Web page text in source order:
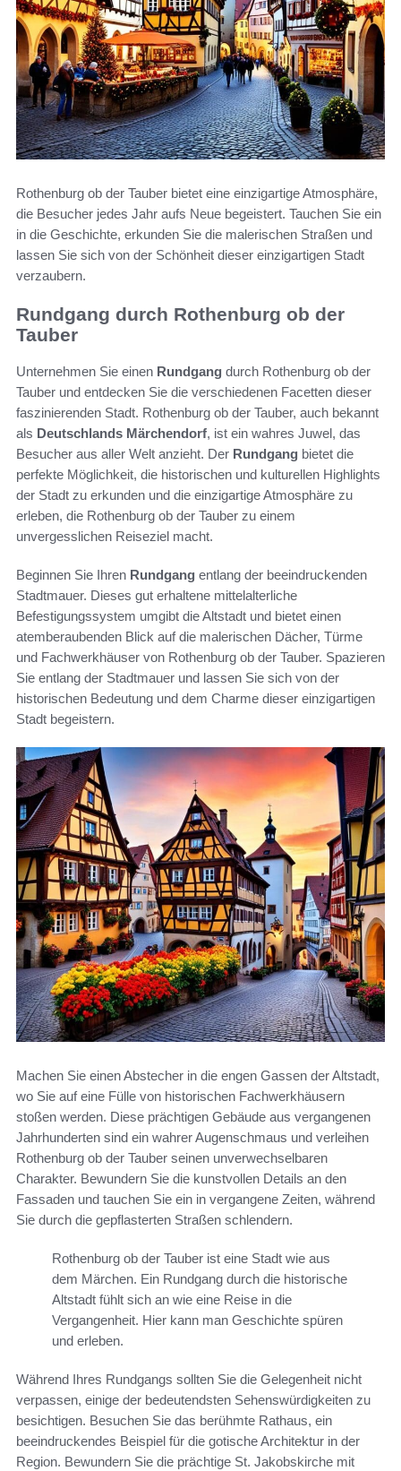
Rothenburg ob der Tauber bietet eine einzigartige Atmosphäre,
die Besucher jedes Jahr aufs Neue begeistert. Tauchen Sie ein
in die Geschichte, erkunden Sie die malerischen Straßen und
lassen Sie sich von der Schönheit dieser einzigartigen Stadt
verzaubern.
Rundgang durch Rothenburg ob der
Tauber
Unternehmen Sie einen Rundgang durch Rothenburg ob der
Tauber und entdecken Sie die verschiedenen Facetten dieser
faszinierenden Stadt. Rothenburg ob der Tauber, auch bekannt
als Deutschlands Märchendorf, ist ein wahres Juwel, das
Besucher aus aller Welt anzieht. Der Rundgang bietet die
perfekte Möglichkeit, die historischen und kulturellen Highlights
der Stadt zu erkunden und die einzigartige Atmosphäre zu
erleben, die Rothenburg ob der Tauber zu einem
unvergesslichen Reiseziel macht.
Beginnen Sie Ihren Rundgang entlang der beeindruckenden
Stadtmauer. Dieses gut erhaltene mittelalterliche
Befestigungssystem umgibt die Altstadt und bietet einen
atemberaubenden Blick auf die malerischen Dächer, Türme
und Fachwerkhäuser von Rothenburg ob der Tauber. Spazieren
Sie entlang der Stadtmauer und lassen Sie sich von der
historischen Bedeutung und dem Charme dieser einzigartigen
Stadt begeistern.
Machen Sie einen Abstecher in die engen Gassen der Altstadt,
wo Sie auf eine Fülle von historischen Fachwerkhäusern
stoßen werden. Diese prächtigen Gebäude aus vergangenen
Jahrhunderten sind ein wahrer Augenschmaus und verleihen
Rothenburg ob der Tauber seinen unverwechselbaren
Charakter. Bewundern Sie die kunstvollen Details an den
Fassaden und tauchen Sie ein in vergangene Zeiten, während
Sie durch die gepflasterten Straßen schlendern.
Rothenburg ob der Tauber ist eine Stadt wie aus
dem Märchen. Ein Rundgang durch die historische
Altstadt fühlt sich an wie eine Reise in die
Vergangenheit. Hier kann man Geschichte spüren
und erleben.
Während Ihres Rundgangs sollten Sie die Gelegenheit nicht
verpassen, einige der bedeutendsten Sehenswürdigkeiten zu
besichtigen. Besuchen Sie das berühmte Rathaus, ein
beeindruckendes Beispiel für die gotische Architektur in der
Region. Bewundern Sie die prächtige St. Jakobskirche mit